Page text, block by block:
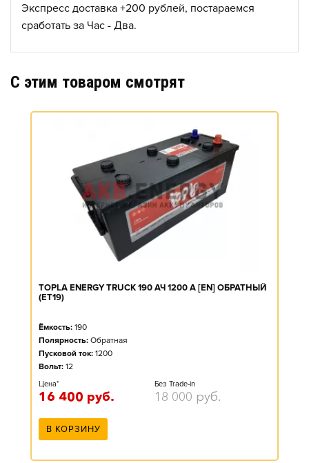
Экспресс доставка +200 рублей, постараемся
сработать за Час - Два.
C этим товаром смотрят
TOPLA ENERGY TRUCK 190 АЧ 1200 А [EN] ОБРАТНЫЙ
(ET19)
Ёмкость: 190
Полярность: Обратная
Пусковой ток: 1200
Вольт: 12
Цена*
16 400 руб.
Без Trade-in
18 000 руб.
В КОРЗИНУ